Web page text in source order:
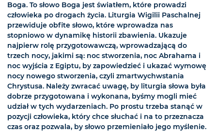
Boga. To słowo Boga jest światłem, które prowadzi
człowieka po drogach życia. Liturgia Wigilii Paschalnej
przewiduje obfite słowo, które wprowadza nas
stopniowo w dynamikę historii zbawienia. Ukazuje
najpierw rolę przygotowawczą, wprowadzającą do
trzech nocy, jakimi są: noc stworzenia, noc Abrahama i
noc wyjścia z Egiptu, by zapowiedzieć i ukazać wymowę
nocy nowego stworzenia, czyli zmartwychwstania
Chrystusa. Należy zwracać uwagę, by liturgia słowa była
dobrze przygotowana i wykonana, byśmy mogli mieć
udział w tych wydarzeniach. Po prostu trzeba stanąć w
pozycji człowieka, który chce słuchać i na to przeznacza
czas oraz pozwala, by słowo przemieniało jego myślenie.